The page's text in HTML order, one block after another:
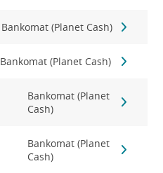
Bankomat (Planet Cash)
Bankomat (Planet Cash)
Bankomat (Planet
Cash)
Bankomat (Planet
Cash)